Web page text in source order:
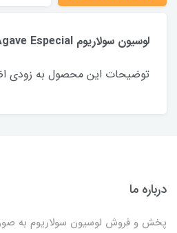
لوسیون سولاریوم Black Agave Especial:
توضیحات این محصول به زودی
درباره ما
پخش و فروش لوسیون سولاریوم به